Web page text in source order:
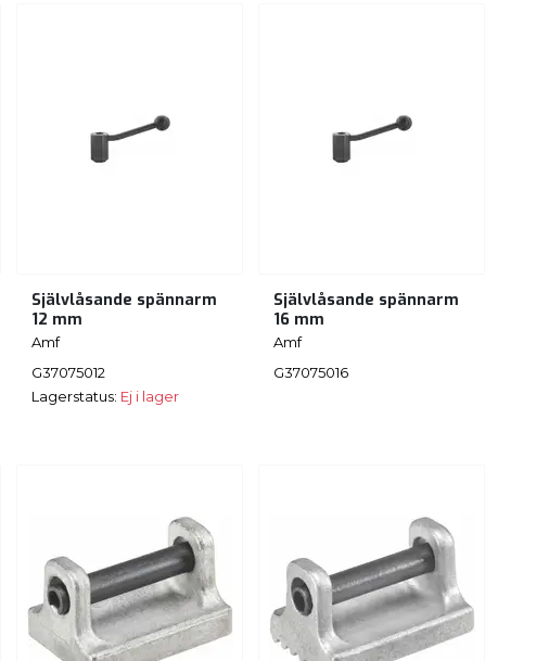
Självlåsande spännarm
12 mm
Amf
G37075012
Lagerstatus: Ej i lager
Självlåsande spännarm
16 mm
Amf
G37075016